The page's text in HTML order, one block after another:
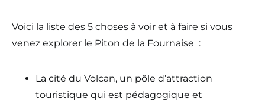
Voici la liste des 5 choses à voir et à faire si vous
venez explorer le Piton de la Fournaise :
La cité du Volcan, un pôle d’attraction
touristique qui est pédagogique et